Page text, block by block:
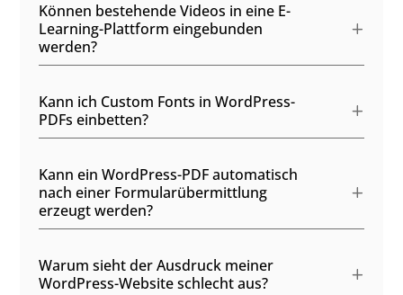
Können bestehende Videos in eine E-
Learning-Plattform eingebunden
werden?
Kann ich Custom Fonts in WordPress-
PDFs einbetten?
Kann ein WordPress-PDF automatisch
nach einer Formularübermittlung
erzeugt werden?
Warum sieht der Ausdruck meiner
WordPress-Website schlecht aus?